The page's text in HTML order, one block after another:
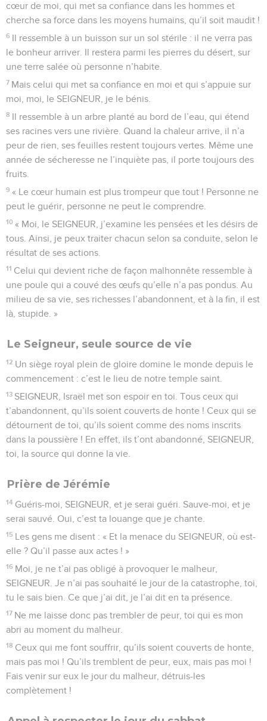
cœur de moi, qui met sa confiance dans les hommes et
cherche sa force dans les moyens humains, qu’il soit maudit !
6 Il ressemble à un buisson sur un sol stérile : il ne verra pas
le bonheur arriver. Il restera parmi les pierres du désert, sur
une terre salée où personne n’habite.
7 Mais celui qui met sa confiance en moi et qui s’appuie sur
moi, moi, le SEIGNEUR, je le bénis.
8 Il ressemble à un arbre planté au bord de l’eau, qui étend
ses racines vers une rivière. Quand la chaleur arrive, il n’a
peur de rien, ses feuilles restent toujours vertes. Même une
année de sécheresse ne l’inquiète pas, il porte toujours des
fruits.
9 « Le cœur humain est plus trompeur que tout ! Personne ne
peut le guérir, personne ne peut le comprendre.
10 « Moi, le SEIGNEUR, j’examine les pensées et les désirs de
tous. Ainsi, je peux traiter chacun selon sa conduite, selon le
résultat de ses actions.
11 Celui qui devient riche de façon malhonnête ressemble à
une poule qui a couvé des œufs qu’elle n’a pas pondus. Au
milieu de sa vie, ses richesses l’abandonnent, et à la fin, il est
là, stupide. »
Le Seigneur, seule source de vie
12 Un siège royal plein de gloire domine le monde depuis le
commencement : c’est le lieu de notre temple saint.
13 SEIGNEUR, Israël met son espoir en toi. Tous ceux qui
t’abandonnent, qu’ils soient couverts de honte ! Ceux qui se
détournent de toi, qu’ils soient comme des noms inscrits
dans la poussière ! En effet, ils t’ont abandonné, SEIGNEUR,
toi, la source qui donne la vie.
Prière de Jérémie
14 Guéris-moi, SEIGNEUR, et je serai guéri. Sauve-moi, et je
serai sauvé. Oui, c’est ta louange que je chante.
15 Les gens me disent : « Et la menace du SEIGNEUR, où est-
elle ? Qu’il passe aux actes ! »
16 Moi, je ne t’ai pas obligé à provoquer le malheur,
SEIGNEUR. Je n’ai pas souhaité le jour de la catastrophe, toi,
tu le sais bien. Ce que j’ai dit, je l’ai dit en ta présence.
17 Ne me laisse donc pas trembler de peur, toi qui es mon
abri au moment du malheur.
18 Ceux qui me font souffrir, qu’ils soient couverts de honte,
mais pas moi ! Qu’ils tremblent de peur, eux, mais pas moi !
Fais venir sur eux le jour du malheur, détruis-les
complètement !